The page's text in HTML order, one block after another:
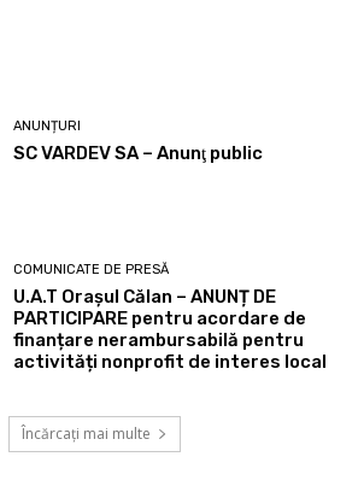
ANUNȚURI
SC VARDEV SA – Anunţ public
COMUNICATE DE PRESĂ
U.A.T Orașul Călan – ANUNȚ DE
PARTICIPARE pentru acordare de
finanțare nerambursabilă pentru
activități nonprofit de interes local
Încărcați mai multe